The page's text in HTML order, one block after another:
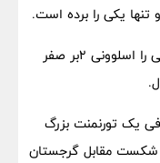
تنها یکی را برده است.
این دومین رویارویی ۲تیم است. بازی قبلی را اسلوونی ۲بر صفر
یک تورنمنت بزرگ
مقابل گرجستان